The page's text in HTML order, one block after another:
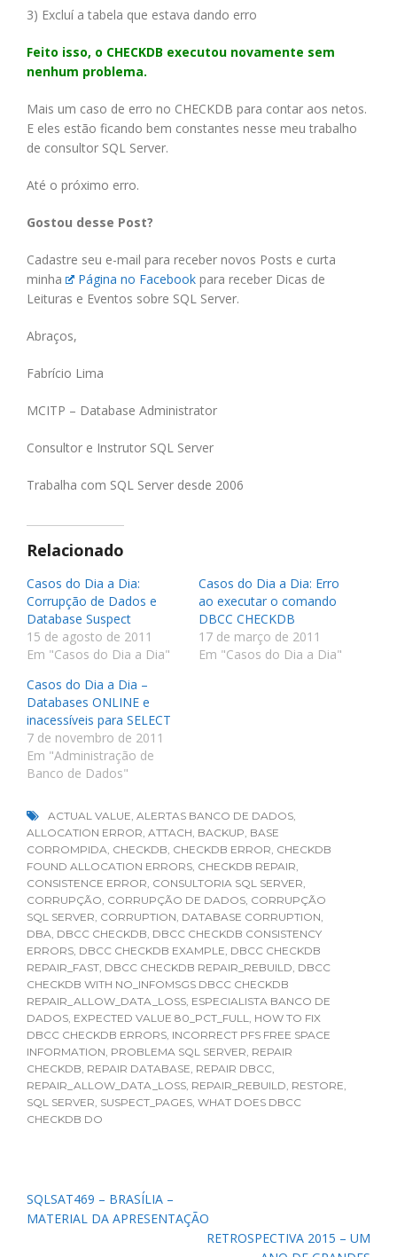
3) Excluí a tabela que estava dando erro
Feito isso, o CHECKDB executou novamente sem
nenhum problema.
Mais um caso de erro no CHECKDB para contar aos netos.
E eles estão ficando bem constantes nesse meu trabalho
de consultor SQL Server.
Até o próximo erro.
Gostou desse Post?
Cadastre seu e-mail para receber novos Posts e curta
minha
Página no Facebook para receber Dicas de
Leituras e Eventos sobre SQL Server.
Abraços,
Fabrício Lima
MCITP – Database Administrator
Consultor e Instrutor SQL Server
Trabalha com SQL Server desde 2006
Relacionado
Casos do Dia a Dia:
Corrupção de Dados e
Database Suspect
15 de agosto de 2011
Em "Casos do Dia a Dia"
Casos do Dia a Dia: Erro
ao executar o comando
DBCC CHECKDB
17 de março de 2011
Em "Casos do Dia a Dia"
Casos do Dia a Dia –
Databases ONLINE e
inacessíveis para SELECT
7 de novembro de 2011
Em "Administração de
Banco de Dados"
ACTUAL VALUE, ALERTAS BANCO DE DADOS,
ALLOCATION ERROR, ATTACH, BACKUP, BASE
CORROMPIDA, CHECKDB, CHECKDB ERROR, CHECKDB
FOUND ALLOCATION ERRORS, CHECKDB REPAIR,
CONSISTENCE ERROR, CONSULTORIA SQL SERVER,
CORRUPÇÃO, CORRUPÇÃO DE DADOS, CORRUPÇÃO
SQL SERVER, CORRUPTION, DATABASE CORRUPTION,
DBA, DBCC CHECKDB, DBCC CHECKDB CONSISTENCY
ERRORS, DBCC CHECKDB EXAMPLE, DBCC CHECKDB
REPAIR_FAST, DBCC CHECKDB REPAIR_REBUILD, DBCC
CHECKDB WITH NO_INFOMSGS DBCC CHECKDB
REPAIR_ALLOW_DATA_LOSS, ESPECIALISTA BANCO DE
DADOS, EXPECTED VALUE 80_PCT_FULL, HOW TO FIX
DBCC CHECKDB ERRORS, INCORRECT PFS FREE SPACE
INFORMATION, PROBLEMA SQL SERVER, REPAIR
CHECKDB, REPAIR DATABASE, REPAIR DBCC,
REPAIR_ALLOW_DATA_LOSS, REPAIR_REBUILD, RESTORE,
SQL SERVER, SUSPECT_PAGES, WHAT DOES DBCC
CHECKDB DO
Navegação
de
SQLSAT469 – BRASÍLIA –
MATERIAL DA APRESENTAÇÃO
RETROSPECTIVA 2015 – UM